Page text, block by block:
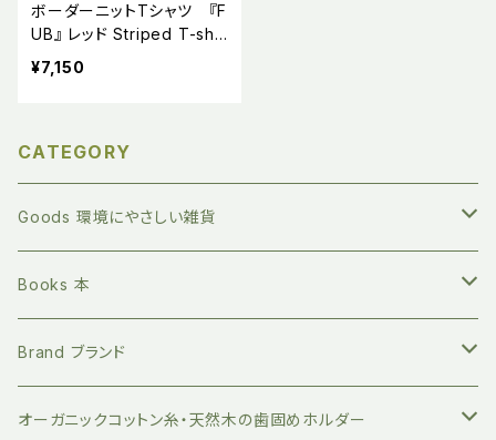
ボーダーニットTシャツ 『F
UB』 レッド Striped T-shir
t, ecru/red GOTS
¥7,150
CATEGORY
Goods 環境にやさしい雑貨
繰り返し長く使える ステンレスボトル
地球にやさしい 竹歯ブラシ
持ち運びに便利 竹歯ブラシケース
小分けに便利 ベジバッグ
Books 本
絵本 赤ちゃん向け
絵本 お子さまへ
Brand ブランド
FUB ファブ
オーガニックコットン糸・天然木の歯固めホルダー